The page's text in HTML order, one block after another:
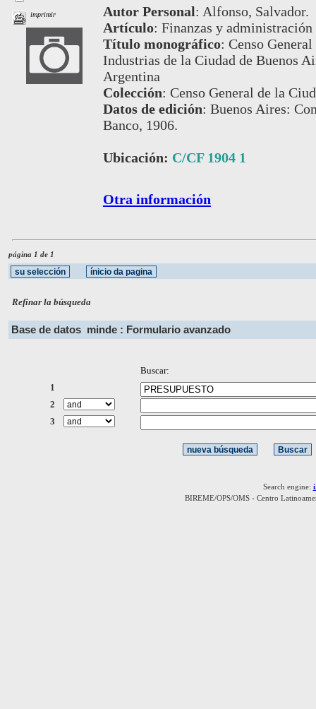
imprimir Autor Personal: Alfonso, Salvador.
Artículo: Finanzas y
Título monográfico: Censo
Industrias de la Ciudad de Buenos
Argentina
Colección: Censo General de la
Datos de edición: Buenos Aires:
Banco, 1906.
Ubicación: C/CF 1904 1
Otra información
página 1 de 1
Refinar la búsqueda
Base de datos minde : Formulario avanzado
Buscar:
1
2
3
Search engine:
BIREME/OPS/OMS - Centro